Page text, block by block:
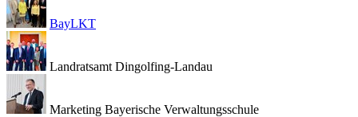
BayLKT
Landratsamt Dingolfing-Landau
Marketing Bayerische Verwaltungsschule